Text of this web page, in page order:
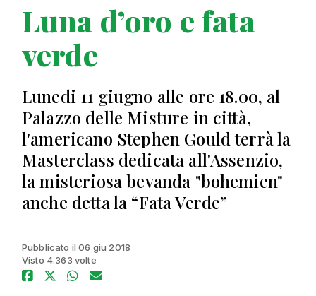
Luna d’oro e fata
verde
Lunedi 11 giugno alle ore 18.00, al
Palazzo delle Misture in città,
l'americano Stephen Gould terrà la
Masterclass dedicata all'Assenzio,
la misteriosa bevanda "bohemien"
anche detta la “Fata Verde”
Pubblicato il 06 giu 2018
Visto 4.363 volte